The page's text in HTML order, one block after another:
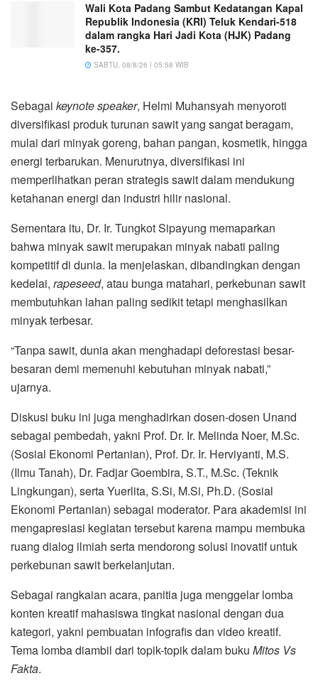
Wali Kota Padang Sambut Kedatangan Kapal
Republik Indonesia (KRI) Teluk Kendari-518
dalam rangka Hari Jadi Kota (HJK) Padang
ke-357.
SABTU, 08/8/26 | 05:58 WIB
Sebagai keynote speaker, Helmi Muhansyah menyoroti
diversifikasi produk turunan sawit yang sangat beragam,
mulai dari minyak goreng, bahan pangan, kosmetik, hingga
energi terbarukan. Menurutnya, diversifikasi ini
memperlihatkan peran strategis sawit dalam mendukung
ketahanan energi dan industri hilir nasional.
Sementara itu, Dr. Ir. Tungkot Sipayung memaparkan
bahwa minyak sawit merupakan minyak nabati paling
kompetitif di dunia. Ia menjelaskan, dibandingkan dengan
kedelai, rapeseed, atau bunga matahari, perkebunan sawit
membutuhkan lahan paling sedikit tetapi menghasilkan
minyak terbesar.
“Tanpa sawit, dunia akan menghadapi deforestasi besar-
besaran demi memenuhi kebutuhan minyak nabati,”
ujarnya.
Diskusi buku ini juga menghadirkan dosen-dosen Unand
sebagai pembedah, yakni Prof. Dr. Ir. Melinda Noer, M.Sc.
(Sosial Ekonomi Pertanian), Prof. Dr. Ir. Herviyanti, M.S.
(Ilmu Tanah), Dr. Fadjar Goembira, S.T., M.Sc. (Teknik
Lingkungan), serta Yuerlita, S.Si, M.Si, Ph.D. (Sosial
Ekonomi Pertanian) sebagai moderator. Para akademisi ini
mengapresiasi kegiatan tersebut karena mampu membuka
ruang dialog ilmiah serta mendorong solusi inovatif untuk
perkebunan sawit berkelanjutan.
Sebagai rangkaian acara, panitia juga menggelar lomba
konten kreatif mahasiswa tingkat nasional dengan dua
kategori, yakni pembuatan infografis dan video kreatif.
Tema lomba diambil dari topik-topik dalam buku Mitos Vs
Fakta.